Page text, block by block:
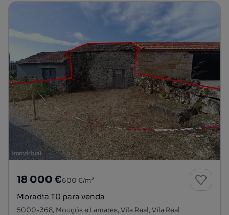
18 000 €600 €/m²
Moradia T0 para venda
5000-368, Mouçós e Lamares, Vila Real, Vila Real